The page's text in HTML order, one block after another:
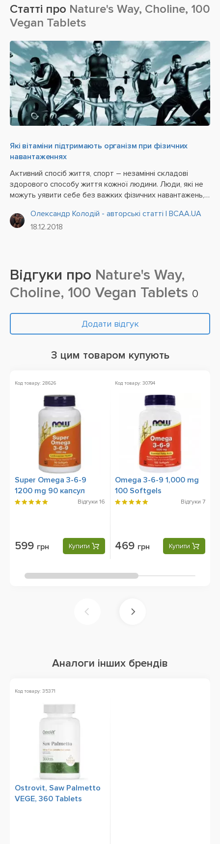
Статті про Nature's Way, Choline, 100
Vegan Tablets
Які вітаміни підтримають організм при фізичних
навантаженнях
Активний спосіб життя, спорт – незамінні складові
здорового способу життя кожної людини. Люди, які не
можуть уявити себе без важких фізичних навантажень,
ретельно і збагачувати його відсутніми вітамінами –...
Олександр Колодій - авторські статті | BCAA.UA
18.12.2018
Відгуки про Nature's Way,
Choline, 100 Vegan Tablets 0
Додати відгук
З цим товаром купують
Код товару: 28626
Super Omega 3-6-9
1200 mg 90 капсул
Відгуки 16
599 грн Купити
Код товару: 30794
Omega 3-6-9 1,000 mg
100 Softgels
Відгуки 7
469 грн Купити
Аналоги інших брендів
Код товару: 35371
Ostrovit, Saw Palmetto
VEGE, 360 Tablets